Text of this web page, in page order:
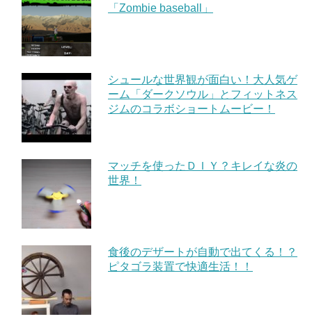
「Zombie baseball」
シュールな世界観が面白い！大人気ゲ
ーム「ダークソウル」とフィットネス
ジムのコラボショートムービー！
マッチを使ったＤＩＹ？キレイな炎の
世界！
食後のデザートが自動で出てくる！？
ピタゴラ装置で快適生活！！